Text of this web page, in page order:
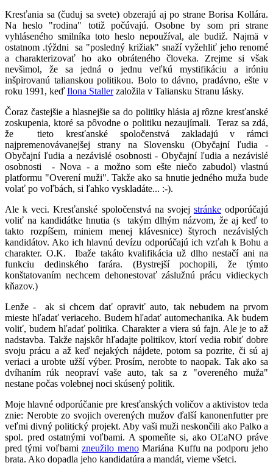
Kresťania sa (čuduj sa svete) obzerajú aj po strane Borisa Kollára.
Na heslo "rodina" totiž počúvajú. Osobne by som pri strane
vyhláseného smilníka toto heslo nepoužíval, ale budiž. Najmä v
ostatnom .týždni sa "posledný križiak" snaží vyžehliť jeho renomé
a charakterizovať ho ako obráteného človeka. Zrejme si však
nevšimol, že sa jedná o jednu veľkú mystifikáciu a iróniu
inšpirovanú talianskou politikou. Bolo to dávno, pradávno, ešte v
roku 1991, keď Ilona Stallerzaložila v Taliansku Stranu lásky.
Čoraz častejšie a hlasnejšie sa do politiky hlásia aj rôzne kresťanské
zoskupenia, ktoré sa pôvodne o politiku nezaujímali. Teraz sa zdá,
že tieto kresťanské spoločenstvá zakladajú v rámci
najpremenovávanejšej strany na Slovensku (Obyčajní ľudia -
Obyčajní ľudia a nezávislé osobnosti - Obyčajní ľudia a nezávislé
osobnosti - Nova - a možno som ešte niečo zabudol) vlastnú
platformu "Overení muži". Takže ako sa hnutie jedného muža bude
volať po voľbách, si ľahko vyskladáte... :-).
Ale k veci. Kresťanské spoločenstvá na svojej stránkeodporúčajú
voliť na kandidátke hnutia (s takým dlhým názvom, že aj keď to
takto rozpíšem, miniem menej klávesnice) štyroch nezávislých
kandidátov. Ako ich hlavnú devízu odporúčajú ich vzťah k Bohu a
charakter. O.K. Ibaže takáto kvalifikácia už dlho nestačí ani na
funkciu dedinského farára. (Bystrejší pochopili, že týmto
konštatovaním nechcem dehonestovať záslužnú prácu vidieckych
kňazov.)
Lenže - ak si chcem dať opraviť auto, tak nebudem na prvom
mieste hľadať veriaceho. Budem hľadať automechanika. Ak budem
voliť, budem hľadať politika. Charakter a viera sú fajn. Ale je to až
nadstavba. Takže najskôr hľadajte politikov, ktorí vedia robiť dobre
svoju prácu a až keď nejakých nájdete, potom sa pozrite, či sú aj
veriaci a urobte užší výber. Prosím, nerobte to naopak. Tak ako sa
dvíhaním rúk neopraví vaše auto, tak sa z "overeného muža"
nestane počas volebnej noci skúsený politik.
Moje hlavné odporúčanie pre kresťanských voličov a aktivistov teda
znie: Nerobte zo svojich overených mužov ďalší kanonenfutter pre
veľmi divný politický projekt. Aby vaši muži neskončili ako Palko a
spol. pred ostatnými voľbami. A spomeňte si, ako OĽaNO práve
pred tými voľbamizneužilo menoMariána Kuffu na podporu jeho
brata. Ako dopadla jeho kandidatúra a mandát, vieme všetci.